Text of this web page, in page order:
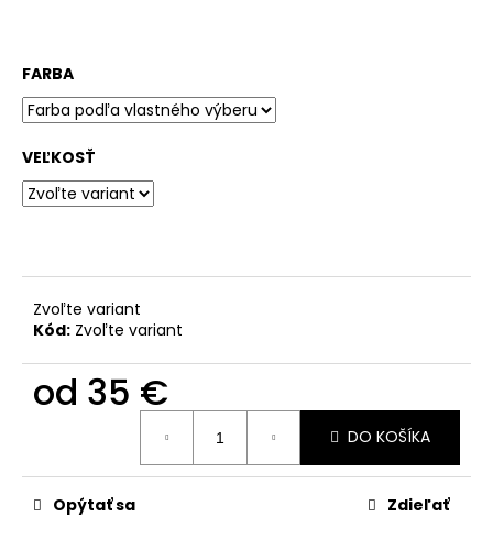
FARBA
VEĽKOSŤ
Zvoľte variant
Kód: Zvoľte variant
od 35 €
DO KOŠÍKA
Opýtať sa Zdieľať
VÝPREDAJ
VZORIEK
56
Pôvodne:
75
€